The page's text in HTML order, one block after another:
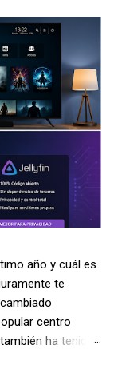
año y cuál es
te
centro
ha tenido